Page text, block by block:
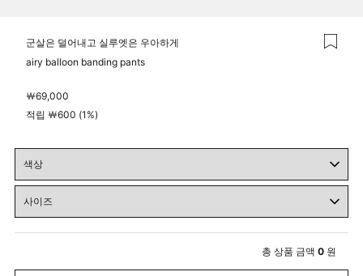
군살은 덜어내고 실루엣은 우아하게
airy balloon banding pants
￦69,000
적립 ￦600 (1%)
총 상품 금액 0 원